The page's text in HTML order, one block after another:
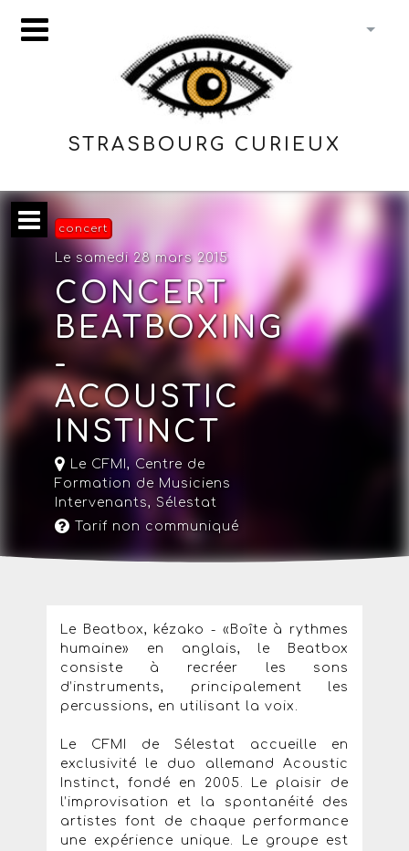
STRASBOURG CURIEUX
concert
Le samedi 28 mars 2015
CONCERT
BEATBOXING
-
ACOUSTIC
INSTINCT
Le CFMI, Centre de
Formation de Musiciens
Intervenants,Sélestat
Tarif non communiqué
Le Beatbox, kézako - «Boîte à rythmes
humaine» en anglais, le Beatbox
consiste à recréer les sons
d’instruments, principalement les
percussions, en utilisant la voix.
Le CFMI de Sélestat accueille en
exclusivité le duo allemand Acoustic
Instinct, fondé en 2005. Le plaisir de
l’improvisation et la spontanéité des
artistes font de chaque performance
une expérience unique. Le groupe est